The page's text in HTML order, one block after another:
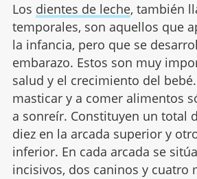
Los dientes de leche, también
temporales, son aquellos que
la infancia, pero que se
embarazo. Estos son muy
salud y el crecimiento del
masticar y a comer alimentos
a sonreír. Constituyen un total
diez en la arcada superior y
inferior. En cada arcada se
incisivos, dos caninos y cuatro